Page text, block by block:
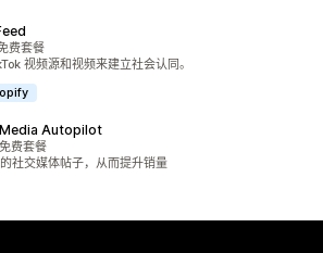
）费套餐
视频源和视频来建立社会认同。
Autopilot
费套餐
社交媒体帖子，从而提升销量